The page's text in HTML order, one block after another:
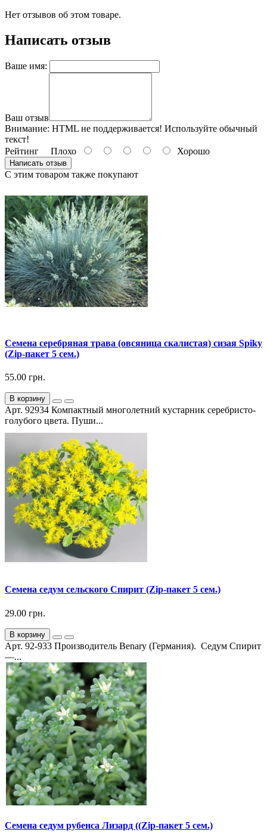
Нет отзывов об этом товаре.
Написать отзыв
Ваше имя:
Ваш отзыв
Внимание: HTML не поддерживается! Используйте обычный
текст!
Рейтинг Плохо Хорошо
Написать отзыв
С этим товаром также покупают
Семена серебряная трава (овсяница скалистая) сизая Spiky
(Zip-пакет 5 сем.)
55.00 грн.
В корзину
Арт. 92934 Компактный многолетний кустарник серебристо-
голубого цвета. Пуши...
Семена седум сельского Спирит (Zip-пакет 5 сем.)
29.00 грн.
В корзину
Арт. 92-933 Производитель Benary (Германия). Седум Спирит
—...
Семена седум рубенса Лизард ((Zip-пакет 5 сем.)